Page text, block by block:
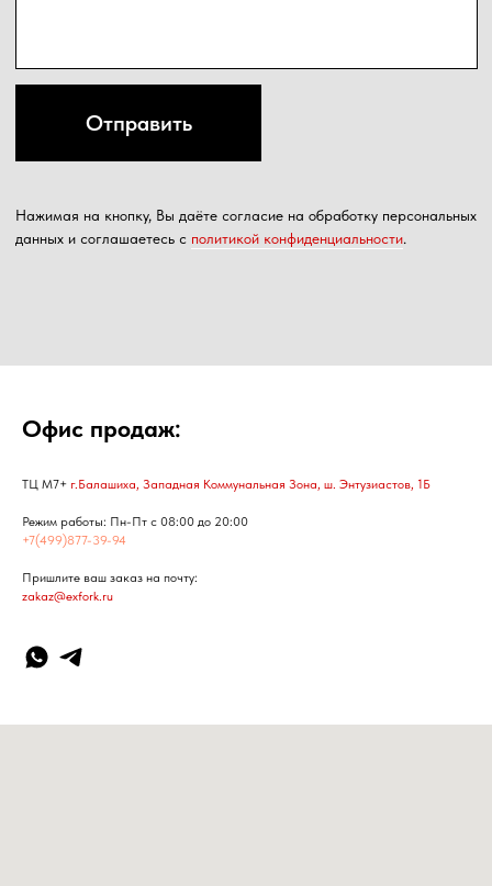
Офис продаж:
ТЦ М7+ г.Балашиха, Западная Коммунальная Зона, ш. Энтузиастов, 1Б
Режим работы: Пн-Пт с 08:00 до 20:00
+7(499)877-39-94
Пришлите ваш заказ на почту:
zakaz@exfork.ru